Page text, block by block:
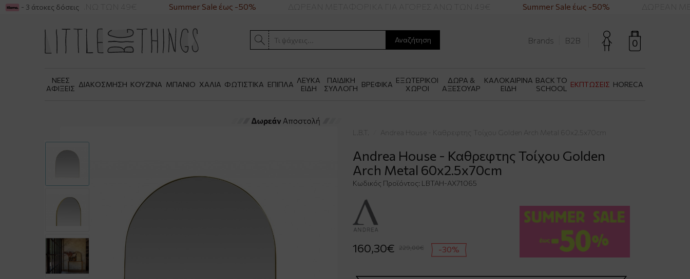
ΓΙΑ ΑΓΟΡΕΣ ΑΝΩ ΤΩΝ 49€ Summer Sale έως -50% ΔΩΡΕΑΝ ΜΕΤΑΦΟΡΙΚΑ ΓΙΑ ΑΓΟΡΕΣ ΑΝΩ ΤΩΝ 49€ Summer Sale έως -50% ΔΩΡΕΑΝ
- 3 άτοκες δόσεις
Αναζήτηση 0
Brands B2B
ΝΕΕΣ
ΑΦΙΞΕΙΣ ΔΙΑΚΟΣΜΗΣΗ ΚΟΥΖΙΝΑ ΜΠΑΝΙΟ ΧΑΛΙΑ ΦΩΤΙΣΤΙΚΑ ΕΠΙΠΛΑ ΛΕΥΚΑ
ΕΙΔΗ
ΠΑΙΔΙΚΗ
ΣΥΛΛΟΓΗ ΒΡΕΦΙΚΑ ΕΞΩΤΕΡΙΚΟΙ
ΧΩΡΟΙ
ΔΩΡΑ &
ΑΞΕΣΟΥΑΡ
ΚΑΛΟΚΑΙΡΙΝΑ
ΕΙΔΗ
BACK TO
SCHOOL
ΕΚΠΤΩΣΕΙΣ HORECA
L.B.T. Andrea House - Καθρεφτης Τοίχου Golden Arch Metal 60x2.5x70cm
Andrea House - Καθρεφτης Τοίχου Golden
Arch Metal 60x2.5x70cm
Κωδικός Προϊόντος: LBTAH-AX71065
160,30€ 229,00€ -30%